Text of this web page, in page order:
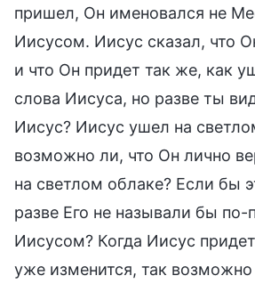
пришел, Он именовался не
Иисусом. Иисус сказал, что
и что Он придет так же, как
слова Иисуса, но разве ты
Иисус? Иисус ушел на
возможно ли, что Он лично
на светлом облаке? Если бы
разве Его не называли бы
Иисусом? Когда Иисус
уже изменится, так возможно